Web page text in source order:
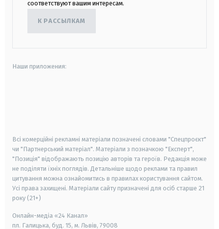
соответствуют вашим интересам.
К РАССЫЛКАМ
Наши приложения:
Всі комерційні рекламні матеріали позначені словами "Спецпроєкт"
чи "Партнерський матеріал". Матеріали з позначкою "Експерт",
"Позиція" відображають позицію авторів та героїв. Редакція може
не поділяти їхніх поглядів. Детальніше щодо реклами та правил
цитування можна ознайомитись в правилах користування сайтом.
Усі права захищені. Матеріали сайту призначені для осіб старше 21
року (21+)
Онлайн-медіа «24 Канал»
пл. Галицька, буд. 15, м. Львів, 79008